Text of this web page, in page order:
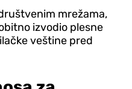
mrežama,
izvodio plesne
veštine pred